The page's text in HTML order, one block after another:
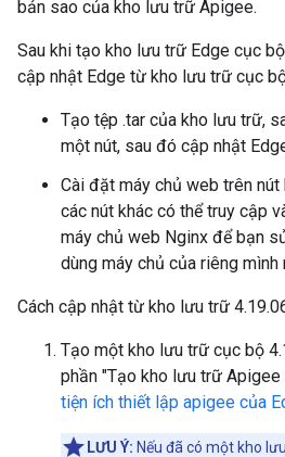
bản sao của kho lưu trữ Apigee.
Sau khi tạo kho lưu trữ Edge cục
cập nhật Edge từ kho lưu trữ cục
Tạo tệp .tar của kho lưu trữ,
một nút, sau đó cập nhật
Cài đặt máy chủ web trên
các nút khác có thể truy cập
máy chủ web Nginx để bạn
dùng máy chủ của riêng mình
Cách cập nhật từ kho lưu trữ
Tạo một kho lưu trữ cục bộ
phần "Tạo kho lưu trữ
tiện ích thiết lập apigee của
LƯU Ý: Nếu đã có một kho